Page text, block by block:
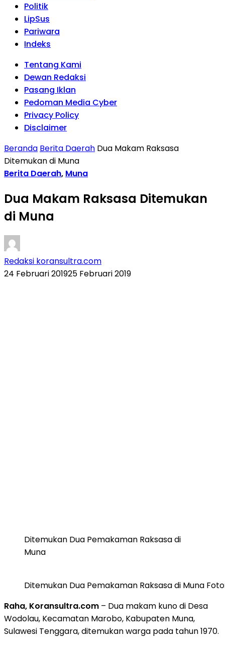
Politik
LipSus
Pariwara
Indeks
Tentang Kami
Dewan Redaksi
Pasang Iklan
Pedoman Media Cyber
Privacy Policy
Disclaimer
Beranda Berita Daerah Dua Makam Raksasa
Ditemukan di Muna
Berita Daerah, Muna
Dua Makam Raksasa Ditemukan
di Muna
Redaksi koransultra.com
24 Februari 201925 Februari 2019
Ditemukan Dua Pemakaman Raksasa di
Muna
Ditemukan Dua Pemakaman Raksasa di Muna
Raha, Koransultra.com – Dua makam kuno di Desa
Wodolau, Kecamatan Marobo, Kabupaten Muna,
Sulawesi Tenggara, ditemukan warga pada tahun 1970.